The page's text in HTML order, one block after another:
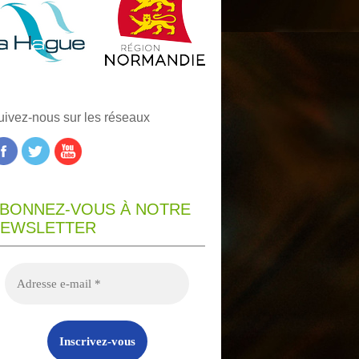
nous sur les réseaux
VOUS À NOTRE